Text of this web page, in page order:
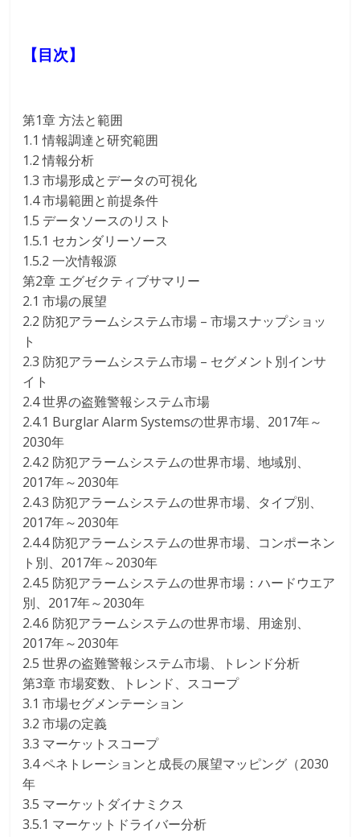
【目次】
第1章 方法と範囲
1.1 情報調達と研究範囲
1.2 情報分析
1.3 市場形成とデータの可視化
1.4 市場範囲と前提条件
1.5 データソースのリスト
1.5.1 セカンダリーソース
1.5.2 一次情報源
第2章 エグゼクティブサマリー
2.1 市場の展望
2.2 防犯アラームシステム市場 – 市場スナップショッ
ト
2.3 防犯アラームシステム市場 – セグメント別インサ
イト
2.4 世界の盗難警報システム市場
2.4.1 Burglar Alarm Systemsの世界市場、2017年～
2030年
2.4.2 防犯アラームシステムの世界市場、地域別、
2017年～2030年
2.4.3 防犯アラームシステムの世界市場、タイプ別、
2017年～2030年
2.4.4 防犯アラームシステムの世界市場、コンポーネン
ト別、2017年～2030年
2.4.5 防犯アラームシステムの世界市場：ハードウエア
別、2017年～2030年
2.4.6 防犯アラームシステムの世界市場、用途別、
2017年～2030年
2.5 世界の盗難警報システム市場、トレンド分析
第3章 市場変数、トレンド、スコープ
3.1 市場セグメンテーション
3.2 市場の定義
3.3 マーケットスコープ
3.4 ペネトレーションと成長の展望マッピング（2030
年
3.5 マーケットダイナミクス
3.5.1 マーケットドライバー分析